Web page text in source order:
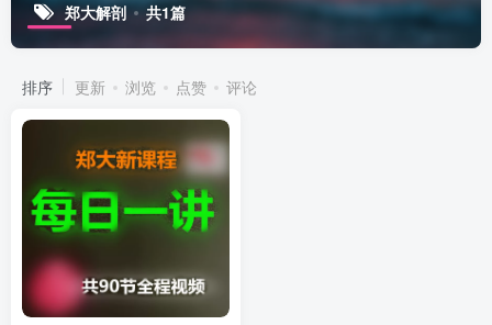
郑大解剖 共1篇
排序 更新 浏览 点赞 评论